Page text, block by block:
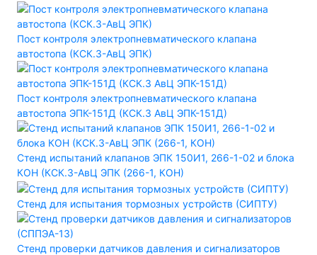
Пост контроля электропневматического клапана
автостопа (КСК.3-АвЦ ЭПК)
Пост контроля электропневматического клапана
автостопа ЭПК-151Д (КСК.3 АвЦ ЭПК-151Д)
Стенд испытаний клапанов ЭПК 150И1, 266-1-02 и блока
КОН (КСК.3-АвЦ ЭПК (266-1, КОН)
Стенд для испытания тормозных устройств (СИПТУ)
Стенд проверки датчиков давления и сигнализаторов